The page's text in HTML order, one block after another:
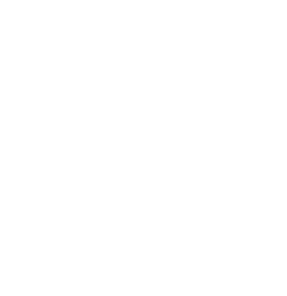
式合併重要資料
動集中在一個位置,以簡化網站選取